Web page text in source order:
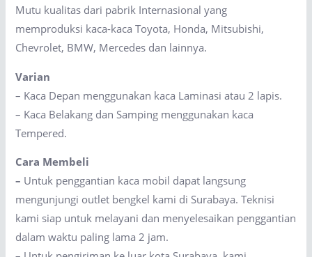
Mutu kualitas dari pabrik Internasional yang
memproduksi kaca-kaca Toyota, Honda, Mitsubishi,
Chevrolet, BMW, Mercedes dan lainnya.
Varian
– Kaca Depan menggunakan kaca Laminasi atau 2 lapis.
– Kaca Belakang dan Samping menggunakan kaca
Tempered.
Cara Membeli
– Untuk penggantian kaca mobil dapat langsung
mengunjungi outlet bengkel kami di Surabaya. Teknisi
kami siap untuk melayani dan menyelesaikan penggantian
dalam waktu paling lama 2 jam.